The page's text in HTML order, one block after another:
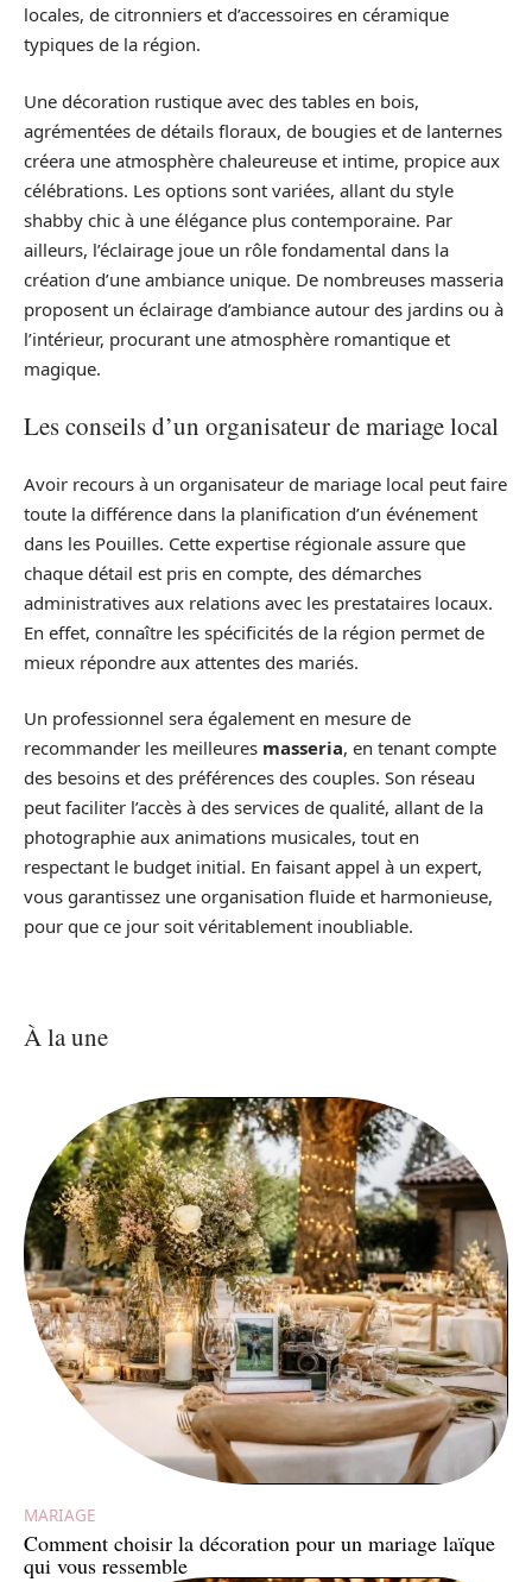
locales, de citronniers et d’accessoires en céramique
typiques de la région.
Une décoration rustique avec des tables en bois,
agrémentées de détails floraux, de bougies et de lanternes
créera une atmosphère chaleureuse et intime, propice aux
célébrations. Les options sont variées, allant du style
shabby chic à une élégance plus contemporaine. Par
ailleurs, l’éclairage joue un rôle fondamental dans la
création d’une ambiance unique. De nombreuses masseria
proposent un éclairage d’ambiance autour des jardins ou à
l’intérieur, procurant une atmosphère romantique et
magique.
Les conseils d’un organisateur de mariage local
Avoir recours à un organisateur de mariage local peut faire
toute la différence dans la planification d’un événement
dans les Pouilles. Cette expertise régionale assure que
chaque détail est pris en compte, des démarches
administratives aux relations avec les prestataires locaux.
En effet, connaître les spécificités de la région permet de
mieux répondre aux attentes des mariés.
Un professionnel sera également en mesure de
recommander les meilleures masseria, en tenant compte
des besoins et des préférences des couples. Son réseau
peut faciliter l’accès à des services de qualité, allant de la
photographie aux animations musicales, tout en
respectant le budget initial. En faisant appel à un expert,
vous garantissez une organisation fluide et harmonieuse,
pour que ce jour soit véritablement inoubliable.
À la une
MARIAGE
Comment choisir la décoration pour un mariage laïque
qui vous ressemble